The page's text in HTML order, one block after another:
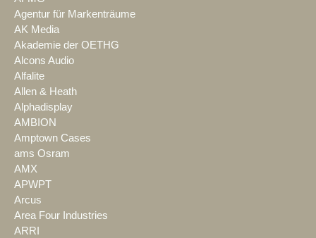
Agentur für Markenträume
AK Media
Akademie der OETHG
Alcons Audio
Alfalite
Allen & Heath
Alphadisplay
AMBION
Amptown Cases
ams Osram
AMX
APWPT
Arcus
Area Four Industries
ARRI